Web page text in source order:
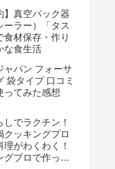
】真空パック器
ーラー）「タス
食材保存・作り
な食生活
ャパン フォーサ
袋タイプ 口コミ
ってみた感想
しでラクチン！
クッキングプロ
理がわくわく！
グプロで作った